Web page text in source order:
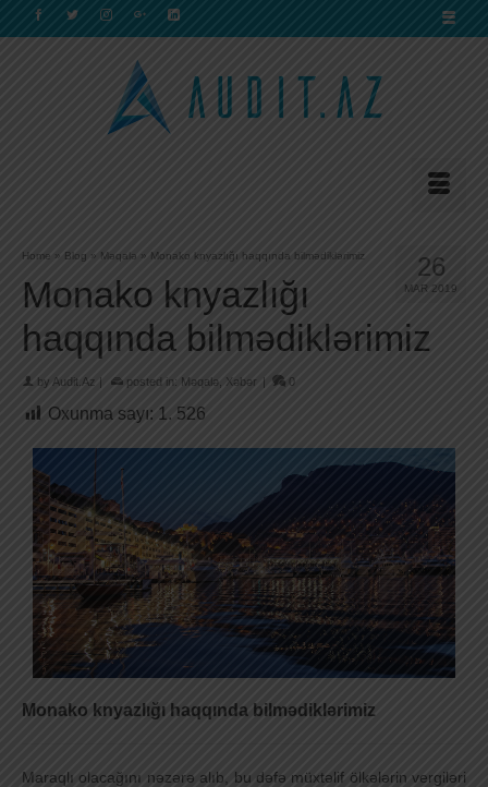
26
MAR 2019
Home » Blog » Məqalə » Monako knyazlığı haqqında bilmədiklərimiz
Monako knyazlığı
haqqında bilmədiklərimiz
by Audit.Az | posted in: Məqalə Xəbər | 0
Oxunma sayı: 1. 526
Monako knyazlığı haqqında bilmədiklərimiz
Maraqlı olacağını nəzərə alıb, bu dəfə müxtəlif ölkələrin vergiləri